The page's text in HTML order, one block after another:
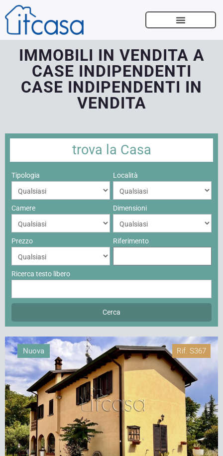
IMMOBILI IN VENDITA A
CASE INDIPENDENTI
CASE INDIPENDENTI IN
VENDITA
trova la Casa
Tipologia Località
Camere Dimensioni
Prezzo Riferimento
Ricerca testo libero
Nuova Rif. S367